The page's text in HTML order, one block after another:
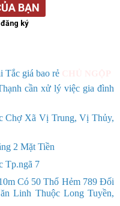
BẠN
ký
Tắc giá bao rẻ
cần xử lý việc gia đình
Chợ Xã Vị Trung, Vị Thủy,
2 Mặt Tiền
Tp.ngã 7
Có 50 Thổ Hẻm 789 Đối
Linh Thuộc Long Tuyền,